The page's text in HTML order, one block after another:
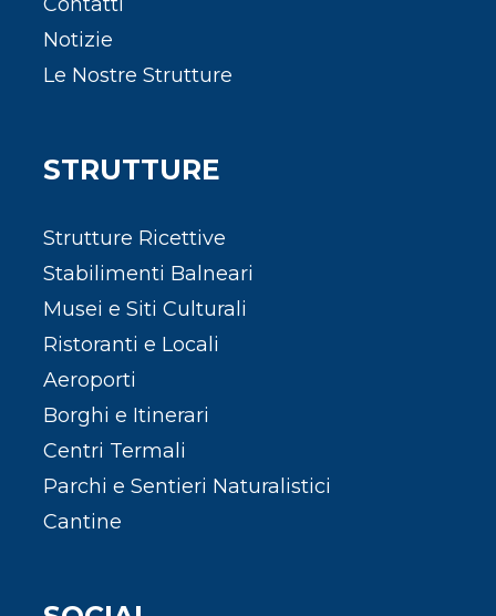
Notizie
Le Nostre Strutture
STRUTTURE
Strutture Ricettive
Stabilimenti Balneari
Musei e Siti Culturali
Ristoranti e Locali
Aeroporti
Borghi e Itinerari
Centri Termali
Parchi e Sentieri Naturalistici
Cantine